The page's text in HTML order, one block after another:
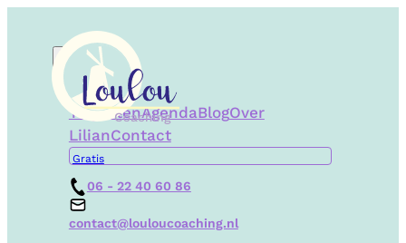
TrajectenAgendaBlogOver
LilianContact
Gratis
06 - 22 40 60 86
contact@louloucoaching.nl